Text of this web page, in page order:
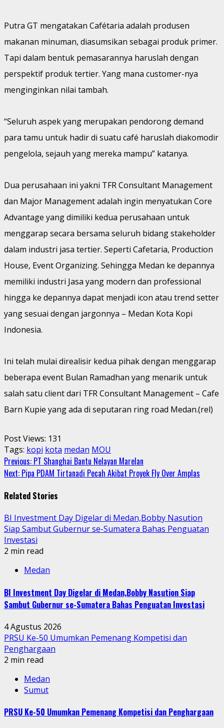
Putra GT mengatakan Cafétaria adalah produsen
makanan minuman, diasumsikan sebagai produk primer.
Tapi dalam bentuk pemasarannya haruslah dengan
perspektif produk tertier. Yang mana customer-nya
menginginkan nilai tambah.
“Seluruh aspek yang merupakan pendorong demand
para tamu untuk hadir di suatu café haruslah diakomodir
pengelola, sejauh yang mereka mampu” katanya.
Dua perusahaan ini yakni TFR Consultant Management
dan Major Management adalah ingin menyatukan Core
Advantage yang dimiliki kedua perusahaan untuk
menggarap secara bersama seluruh bidang stakeholder
dalam industri jasa tertier. Seperti Cafetaria, Production
House, Event Organizing. Sehingga Medan ke depannya
memiliki industri Jasa yang modern dan professional
hingga ke depannya dapat menjadi icon atau trend setter
yang sesuai dengan jargonnya – Medan Kota Kopi
Indonesia.
Ini telah mulai direalisir kedua pihak dengan menggarap
beberapa event Bulan Ramadhan yang menarik untuk
salah satu client dari TFR Consultant Management – Cafe
Barn Kupie yang ada di seputaran ring road Medan.(rel)
Post Views: 131
Tags: kopi kota medan MOU
Continue
Reading
Previous: PT Shanghai Bantu Nelayan Marelan
Next: Pipa PDAM Tirtanadi Pecah Akibat Proyek Fly Over Amplas
Related Stories
BI Investment Day Digelar di Medan,Bobby Nasution
Siap Sambut Gubernur se-Sumatera Bahas Penguatan
Investasi
2 min read
Medan
BI Investment Day Digelar di Medan,Bobby Nasution Siap
Sambut Gubernur se-Sumatera Bahas Penguatan Investasi
4 Agustus 2026
PRSU Ke-50 Umumkan Pemenang Kompetisi dan
Penghargaan
2 min read
Medan
Sumut
PRSU Ke-50 Umumkan Pemenang Kompetisi dan Penghargaan